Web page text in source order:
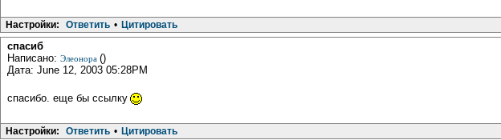
Настройки: Ответить • Цитировать
спасиб
Написано: Элеонора ()
Дата: June 12, 2003 05:28PM
спасибо. еще бы ссылку
Настройки: Ответить • Цитировать